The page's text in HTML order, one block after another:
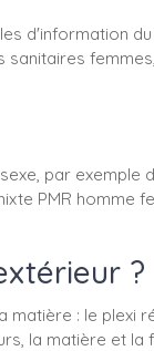
d'information
sanitaires
par exemple
PMR homme
?
: le plexi
la matière et la